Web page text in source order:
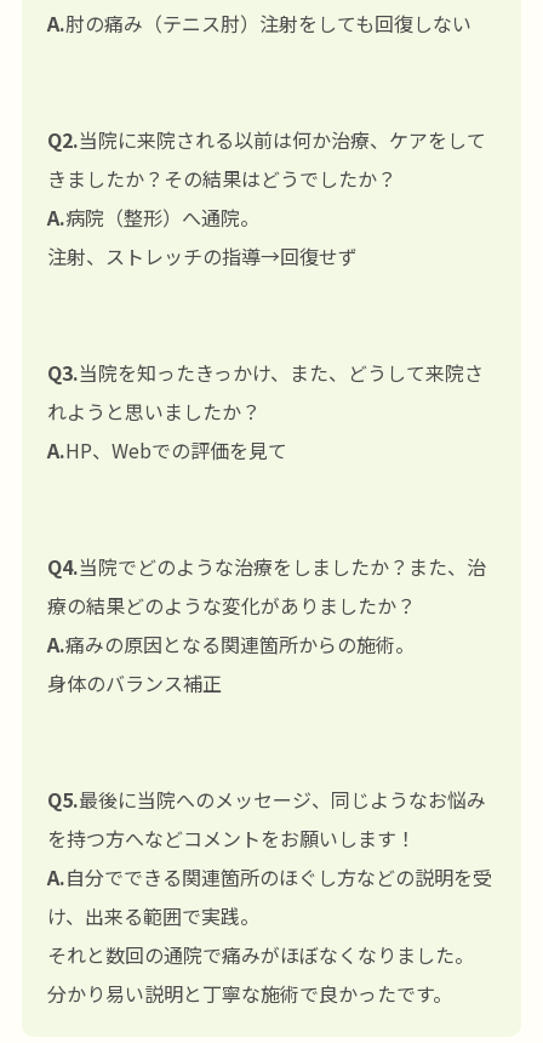
A.肘の痛み（テニス肘）注射をしても回復しない
Q2.当院に来院される以前は何か治療、ケアをして
きましたか？その結果はどうでしたか？
A.病院（整形）へ通院。
注射、ストレッチの指導→回復せず
Q3.当院を知ったきっかけ、また、どうして来院さ
れようと思いましたか？
A.HP、Webでの評価を見て
Q4.当院でどのような治療をしましたか？また、治
療の結果どのような変化がありましたか？
A.痛みの原因となる関連箇所からの施術。
身体のバランス補正
Q5.最後に当院へのメッセージ、同じようなお悩み
を持つ方へなどコメントをお願いします！
A.自分でできる関連箇所のほぐし方などの説明を受
け、出来る範囲で実践。
それと数回の通院で痛みがほぼなくなりました。
分かり易い説明と丁寧な施術で良かったです。